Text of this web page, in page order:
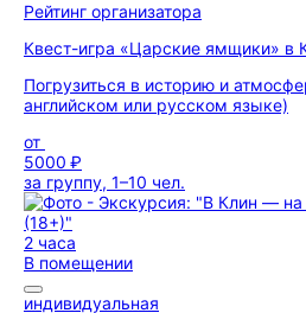
Рейтинг организатора
Квест-игра «Царские ямщики» в
Погрузиться в историю и
английском или русском языке)
от
5000 ₽
за группу, 1–10 чел.
2 часа
В помещении
индивидуальная